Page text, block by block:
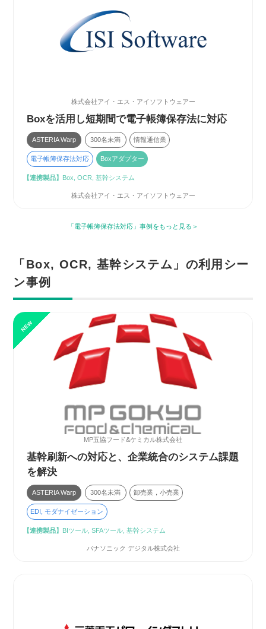
株式会社アイ・エス・アイソフトウェアー
Boxを活用し短期間で電子帳簿保存法に対応
ASTERIA Warp 300名未満 情報通信業
電子帳簿保存法対応 Boxアダプター
【連携製品】 Box, OCR, 基幹システム
株式会社アイ・エス・アイソフトウェアー
「電子帳簿保存法対応」事例をもっと見る
「Box, OCR, 基幹システム」の利用シー
ン事例
MP五協フード&ケミカル株式会社
基幹刷新への対応と、企業統合のシステム課題
を解決
ASTERIA Warp 300名未満 卸売業，小売業
EDI, モダナイゼーション
【連携製品】 BIツール, SFAツール, 基幹システム
パナソニック デジタル株式会社